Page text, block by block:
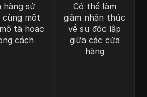
hàng sử
cùng một
tả hoặc
cách
Có thể làm
giảm nhận thức
về sự độc lập
giữa các cửa
hàng